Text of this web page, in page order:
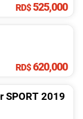
RD$525,000
RD$620,000
SPORT 2019